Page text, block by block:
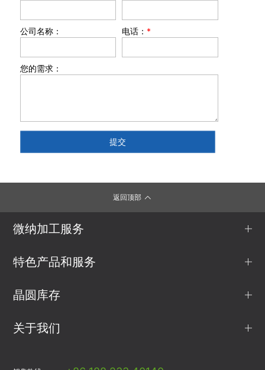
公司名称： 电话： *
您的需求：
返回顶部
微纳加工服务
特色产品和服务
晶圆库存
关于我们